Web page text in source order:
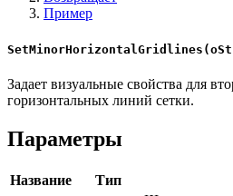
Пример
Задает визуальные свойства для
горизонтальных линий сетки.
Параметры
Название Тип